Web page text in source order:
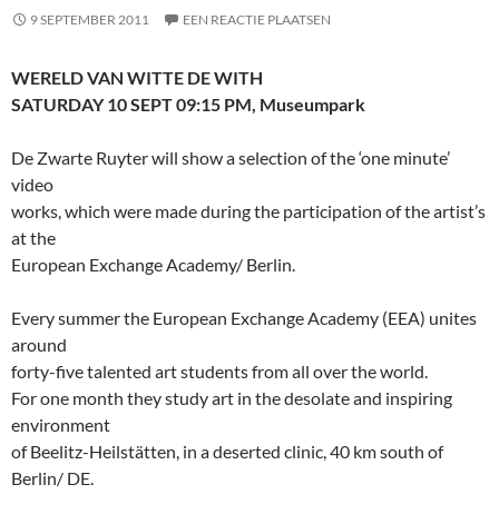
9 SEPTEMBER 2011 EEN REACTIE PLAATSEN
WERELD VAN WITTE DE WITH
SATURDAY 10 SEPT 09:15 PM, Museumpark
De Zwarte Ruyter will show a selection of the ‘one minute’
video
works, which were made during the participation of the artist’s
at the
European Exchange Academy/ Berlin.
Every summer the European Exchange Academy (EEA) unites
around
forty-five talented art students from all over the world.
For one month they study art in the desolate and inspiring
environment
of Beelitz-Heilstätten, in a deserted clinic, 40 km south of
Berlin/ DE.